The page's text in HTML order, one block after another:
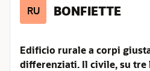
RU BONFIETTE
Edificio rurale a corpi
differenziati. Il civile, su